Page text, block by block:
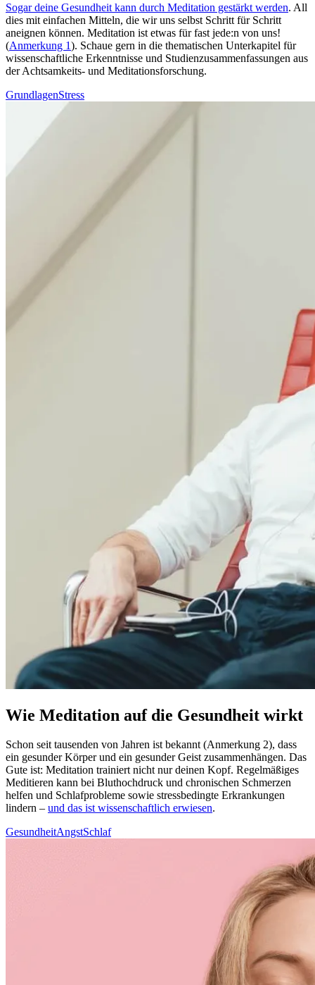
Sogar deine Gesund­heit kann durch Medi­ta­tion gestärkt werden. All
dies mit ein­fa­chen Mit­teln, die wir uns selbst Schritt für Schritt
aneignen können. Meditation ist etwas für fast jede:n von uns!
(Anmerkung 1). Schaue gern in die thematischen Unterkapitel für
wissenschaftliche Erkenntnisse und Studienzusammenfassungen aus
der Achtsamkeits- und Meditationsforschung.
GrundlagenStress
Wie Meditation auf die Gesundheit wirkt
Schon seit tau­sen­den von Jahren ist bekannt (Anmerkung 2), dass
ein gesun­der Körper und ein gesun­der Geist zusam­men­hän­gen. Das
Gute ist: Medi­ta­tion trai­niert nicht nur deinen Kopf. Regel­mä­ßi­ges
Medi­tie­ren kann bei Blut­hoch­druck und chronischen Schmerzen
helfen und Schlaf­pro­ble­me sowie stress­be­ding­te Erkran­kun­gen
lindern – und das ist wissenschaftlich erwiesen.
GesundheitAngstSchlaf